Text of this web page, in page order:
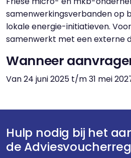
samenwerkingsverbanden op
lokale energie-initiatieven.
samenwerkt met een externe
Wanneer
Van 24 juni 2025 t/m 31 mei
Hulp nodig bij het
de